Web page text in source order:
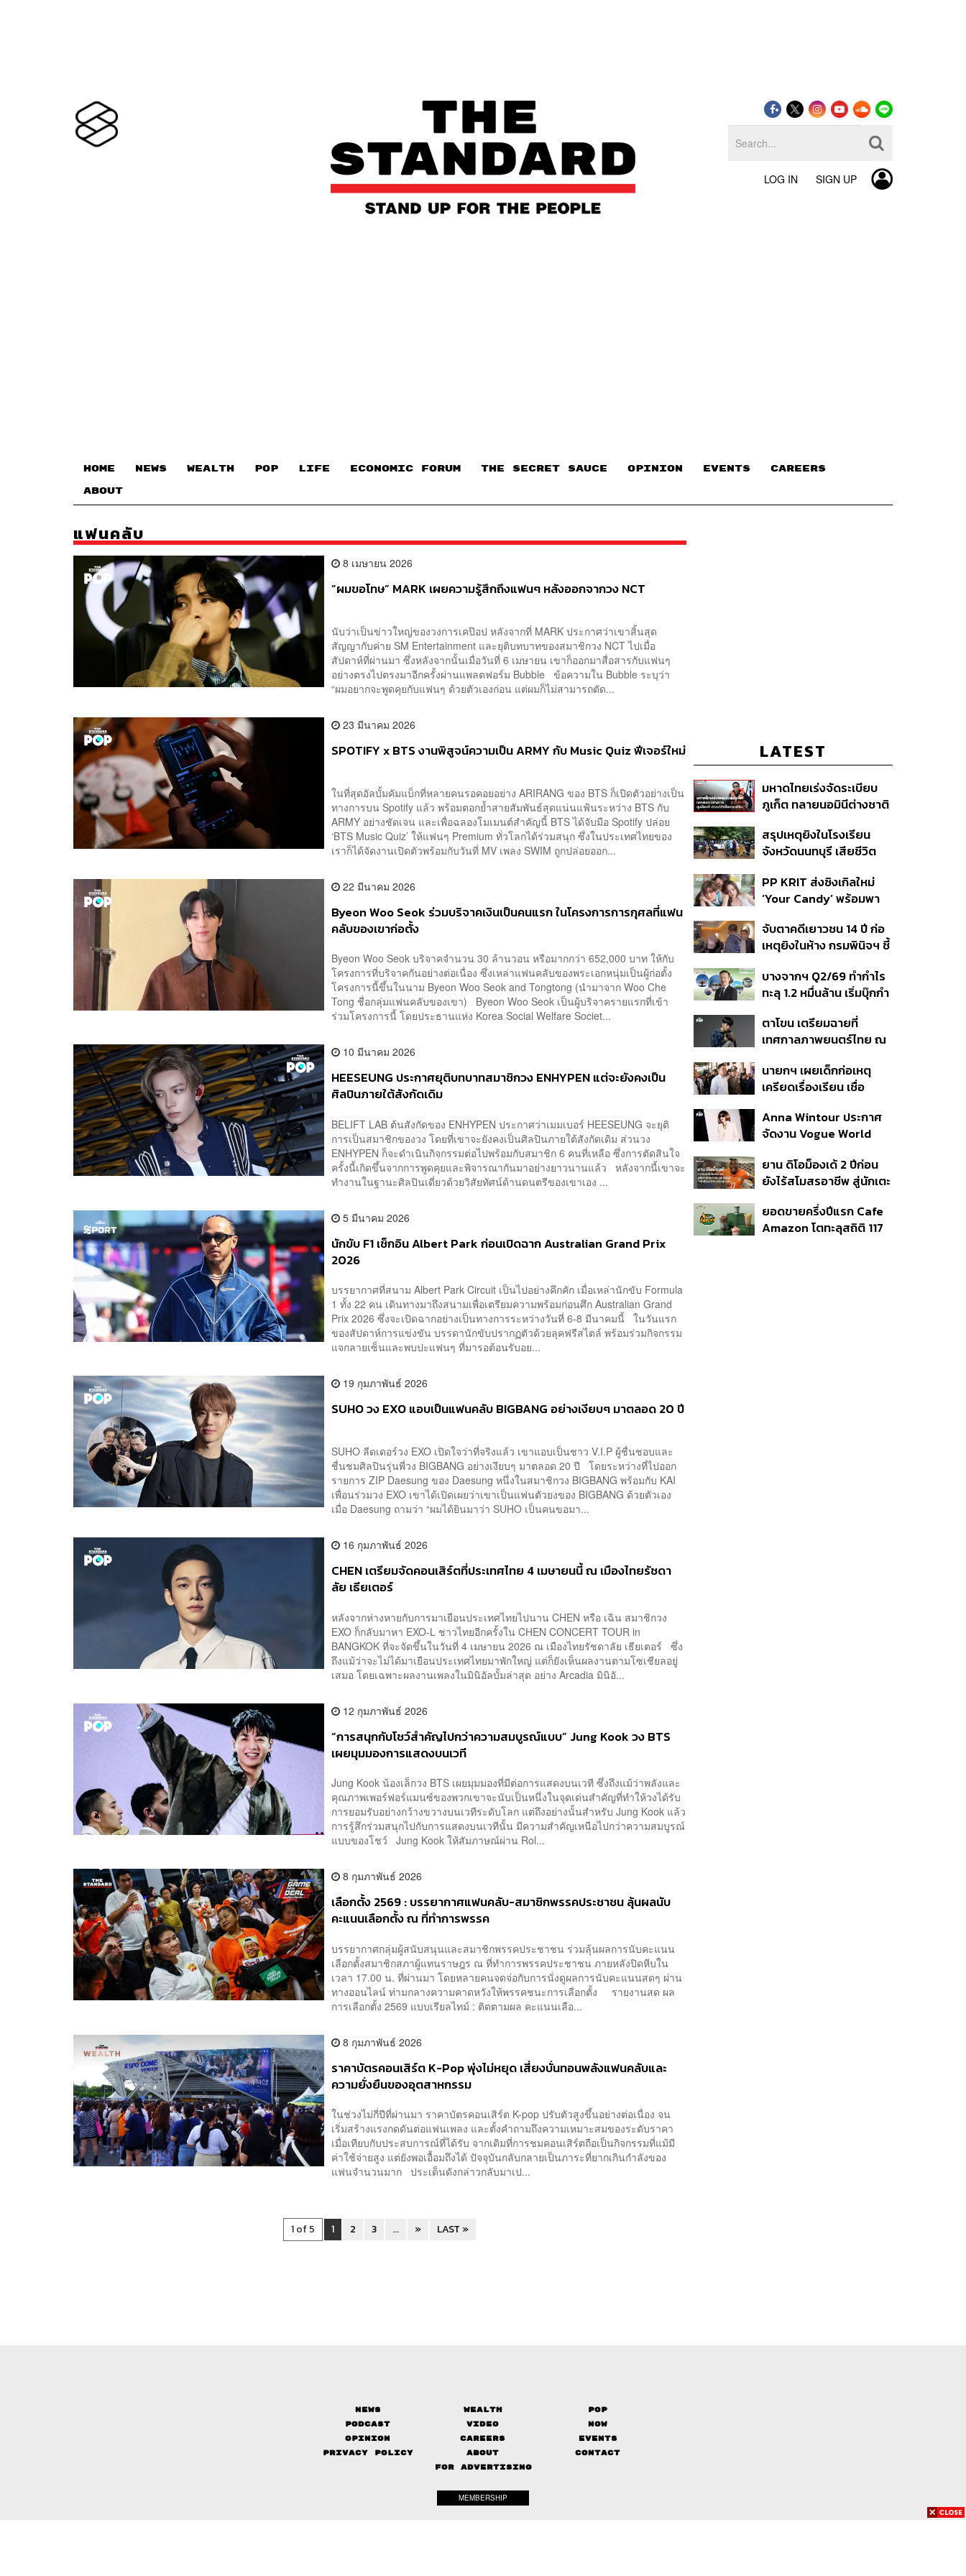
LOG IN SIGN UP
HOME NEWS WEALTH POP LIFE ECONOMIC FORUM THE SECRET SAUCE​ OPINION EVENTS CAREERS
ABOUT
แฟนคลับ
8 เมษายน 2026
“ผมขอโทษ” MARK เผยความรู้สึกถึงแฟนๆ หลังออกจากวง NCT
นับว่าเป็นข่าวใหญ่ของวงการเคป๊อป หลังจากที่ MARK ประกาศว่าเขาสิ้นสุด
สัญญากับค่าย SM Entertainment และยุติบทบาทของสมาชิกวง NCT ไปเมื่อ
สัปดาห์ที่ผ่านมา ซึ่งหลังจากนั้นเมื่อวันที่ 6 เมษายน เขาก็ออกมาสื่อสารกับแฟนๆ
อย่างตรงไปตรงมาอีกครั้งผ่านแพลตฟอร์ม Bubble ข้อความใน Bubble ระบุว่า
“ผมอยากจะพูดคุยกับแฟนๆ ด้วยตัวเองก่อน แต่ผมก็ไม่สามารถตัด...
23 มีนาคม 2026
SPOTIFY x BTS งานพิสูจน์ความเป็น ARMY กับ Music Quiz ฟีเจอร์ใหม่
ในที่สุดอัลบั้มคัมแบ็กที่หลายคนรอคอยอย่าง ARIRANG ของ BTS ก็เปิดตัวอย่างเป็น
ทางการบน Spotify แล้ว พร้อมตอกย้ำสายสัมพันธ์สุดแน่นแฟ้นระหว่าง BTS กับ
ARMY อย่างชัดเจน และเพื่อฉลองโมเมนต์สำคัญนี้ BTS ได้จับมือ Spotify ปล่อย
‘BTS Music Quiz’ ให้แฟนๆ Premium ทั่วโลกได้ร่วมสนุก ซึ่งในประเทศไทยของ
เราก็ได้จัดงานเปิดตัวพร้อมกับวันที่ MV เพลง SWIM ถูกปล่อยออก...
22 มีนาคม 2026
Byeon Woo Seok ร่วมบริจาคเงินเป็นคนแรก ในโครงการการกุศลที่แฟน
คลับของเขาก่อตั้ง
Byeon Woo Seok บริจาคจำนวน 30 ล้านวอน หรือมากกว่า 652,000 บาท ให้กับ
โครงการที่บริจาคกันอย่างต่อเนื่อง ซึ่งเหล่าแฟนคลับของพระเอกหนุ่มเป็นผู้ก่อตั้ง
โครงการนี้ขึ้นในนาม Byeon Woo Seok and Tongtong (นำมาจาก Woo Che
Tong ชื่อกลุ่มแฟนคลับของเขา) Byeon Woo Seok เป็นผู้บริจาครายแรกที่เข้า
ร่วมโครงการนี้ โดยประธานแห่ง Korea Social Welfare Societ...
10 มีนาคม 2026
HEESEUNG ประกาศยุติบทบาทสมาชิกวง ENHYPEN แต่จะยังคงเป็น
ศิลปินภายใต้สังกัดเดิม
BELIFT LAB ต้นสังกัดของ ENHYPEN ประกาศว่าเมมเบอร์ HEESEUNG จะยุติ
การเป็นสมาชิกของวง โดยที่เขาจะยังคงเป็นศิลปินภายใต้สังกัดเดิม ส่วนวง
ENHYPEN ก็จะดำเนินกิจกรรมต่อไปพร้อมกับสมาชิก 6 คนที่เหลือ ซึ่งการตัดสินใจ
ครั้งนี้เกิดขึ้นจากการพูดคุยและพิจารณากันมาอย่างยาวนานแล้ว หลังจากนี้เขาจะ
ทำงานในฐานะศิลปินเดี่ยวด้วยวิสัยทัศน์ด้านดนตรีของเขาเอง ...
5 มีนาคม 2026
นักขับ F1 เช็กอิน Albert Park ก่อนเปิดฉาก Australian Grand Prix
2026
บรรยากาศที่สนาม Albert Park Circuit เป็นไปอย่างคึกคัก เมื่อเหล่านักขับ Formula
1 ทั้ง 22 คน เดินทางมาถึงสนามเพื่อเตรียมความพร้อมก่อนศึก Australian Grand
Prix 2026 ซึ่งจะเปิดฉากอย่างเป็นทางการระหว่างวันที่ 6-8 มีนาคมนี้ ในวันแรก
ของสัปดาห์การแข่งขัน บรรดานักขับปรากฏตัวด้วยลุคฟรีสไตล์ พร้อมร่วมกิจกรรม
แจกลายเซ็นและพบปะแฟนๆ ที่มารอต้อนรับอย...
19 กุมภาพันธ์ 2026
SUHO วง EXO แอบเป็นแฟนคลับ BIGBANG อย่างเงียบๆ มาตลอด 20 ปี
SUHO ลีดเดอร์วง EXO เปิดใจว่าที่จริงแล้ว เขาแอบเป็นชาว V.I.P ผู้ชื่นชอบและ
ชื่นชมศิลปินรุ่นพี่วง BIGBANG อย่างเงียบๆ มาตลอด 20 ปี โดยระหว่างที่ไปออก
รายการ ZIP Daesung ของ Daesung หนึ่งในสมาชิกวง BIGBANG พร้อมกับ KAI
เพื่อนร่วมวง EXO เขาได้เปิดเผยว่าเขาเป็นแฟนตัวยงของ BIGBANG ด้วยตัวเอง
เมื่อ Daesung ถามว่า “ผมได้ยินมาว่า SUHO เป็นคนขอมา...
16 กุมภาพันธ์ 2026
CHEN เตรียมจัดคอนเสิร์ตที่ประเทศไทย 4 เมษายนนี้ ณ เมืองไทยรัชดา
ลัย เธียเตอร์
หลังจากห่างหายกับการมาเยือนประเทศไทยไปนาน CHEN หรือ เฉิน สมาชิกวง
EXO ก็กลับมาหา EXO-L ชาวไทยอีกครั้งใน CHEN CONCERT TOUR in
BANGKOK ที่จะจัดขึ้นในวันที่ 4 เมษายน 2026 ณ เมืองไทยรัชดาลัย เธียเตอร์ ซึ่ง
ถึงแม้ว่าจะไม่ได้มาเยือนประเทศไทยมาพักใหญ่ แต่ก็ยังเห็นผลงานตามโซเชียลอยู่
เสมอ โดยเฉพาะผลงานเพลงในมินิอัลบั้มล่าสุด อย่าง Arcadia มินิอั...
12 กุมภาพันธ์ 2026
“การสนุกกับโชว์สำคัญไปกว่าความสมบูรณ์แบบ” Jung Kook วง BTS
เผยมุมมองการแสดงบนเวที
Jung Kook น้องเล็กวง BTS เผยมุมมองที่มีต่อการแสดงบนเวที ซึ่งถึงแม้ว่าพลังและ
คุณภาพเพอร์ฟอร์แมนซ์ของพวกเขาจะนับเป็นหนึ่งในจุดเด่นสำคัญที่ทำให้วงได้รับ
การยอมรับอย่างกว้างขวางบนเวทีระดับโลก แต่ถึงอย่างนั้นสำหรับ Jung Kook แล้ว
การรู้สึกร่วมสนุกไปกับการแสดงบนเวทีนั้น มีความสำคัญเหนือไปกว่าความสมบูรณ์
แบบของโชว์ Jung Kook ให้สัมภาษณ์ผ่าน Rol...
8 กุมภาพันธ์ 2026
เลือกตั้ง 2569 : บรรยากาศแฟนคลับ-สมาชิกพรรคประชาชน ลุ้นผลนับ
คะแนนเลือกตั้ง ณ ที่ทำการพรรค
บรรยากาศกลุ่มผู้สนับสนุนและสมาชิกพรรคประชาชน ร่วมลุ้นผลการนับคะแนน
เลือกตั้งสมาชิกสภาผู้แทนราษฎร ณ ที่ทำการพรรคประชาชน ภายหลังปิดหีบใน
เวลา 17.00 น. ที่ผ่านมา โดยหลายคนจดจ่อกับการนั่งดูผลการนับคะแนนสดๆ ผ่าน
ทางออนไลน์ ท่ามกลางความคาดหวังให้พรรคชนะการเลือกตั้ง รายงานสด ผล
การเลือกตั้ง 2569 แบบเรียลไทม์ : ติดตามผล คะแนนเลือ...
8 กุมภาพันธ์ 2026
ราคาบัตรคอนเสิร์ต K-Pop พุ่งไม่หยุด เสี่ยงบั่นทอนพลังแฟนคลับและ
ความยั่งยืนของอุตสาหกรรม
ในช่วงไม่กี่ปีที่ผ่านมา ราคาบัตรคอนเสิร์ต K-pop ปรับตัวสูงขึ้นอย่างต่อเนื่อง จน
เริ่มสร้างแรงกดดันต่อแฟนเพลง และตั้งคำถามถึงความเหมาะสมของระดับราคา
เมื่อเทียบกับประสบการณ์ที่ได้รับ จากเดิมที่การชมคอนเสิร์ตถือเป็นกิจกรรมที่แม้มี
ค่าใช้จ่ายสูง แต่ยังพอเอื้อมถึงได้ ปัจจุบันกลับกลายเป็นภาระที่ยากเกินกำลังของ
แฟนจำนวนมาก ประเด็นดังกล่าวกลับมาเป...
1 of 5 1 2 3 ... » LAST »
LATEST
มหาดไทยเร่งจัดระเบียบ
ภูเก็ต ทลายนอมินีต่างชาติ
ที่ดิน เคลียร์ใบอนุญาต
โรงแรมค้าง 7 ปี
สรุปเหตุยิงในโรงเรียน
จังหวัดนนทบุรี เสียชีวิต
ปมค้นประวัติคดีกราดยิงที่
สหรัฐฯ
PP KRIT ส่งซิงเกิลใหม่
‘Your Candy’ พร้อมพา
สิกวิดีโอ
จับตาคดีเยาวชน 14 ปี ก่อ
เหตุยิงในห้าง กรมพินิจฯ ชี้
เนื่อง ประเมินปล่อยตัว
บางจากฯ Q2/69 ทำกำไร
ทะลุ 1.2 หมื่นล้าน เริ่มบุ๊กกำ
แรก หนุนรายได้ครึ่งปีทะลุ
3.2 แสนล้าน
ตาโขน เตรียมฉายที่
เทศกาลภาพยนตร์ไทย ณ
นายกฯ เผยเด็กก่อเหตุ
เครียดเรื่องเรียน เชื่อ
กระสุนอีกกว่า 30 นัด หาก
ไม่จบชีวิตตัวเองอาจสูญ
Anna Wintour ประกาศ
จัดงาน Vogue World
ยาน ดิโอม็องเด้ 2 ปีก่อน
ยังไร้สโมสรอาชีพ สู่นักเตะ
สัญญาถึงน้องสาวผู้ล่วง
ลับ
ยอดขายครึ่งปีแรก Cafe
Amazon โตทะลุสถิติ 117
News Wealth
Pop
Podcast
Video
Now
Opinion
Careers
Events
Privacy Policy
About
Contact
FOR ADVERTISING
MEMBERSHIP